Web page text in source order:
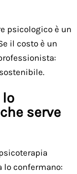
psicologico è un
il costo è un
lo
serve
confermano: